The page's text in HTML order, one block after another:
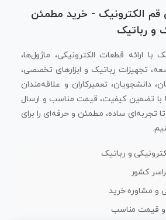
قم الکترونیک - خرید مطمئن
و رباتیک
با ارائه قطعات الکترونیکی، ماژول‌ها،
تجهیزات رباتیک و ابزارهای تخصصی،
دانشجویان، تعمیرکاران و علاقه‌مندان
با تضمین کیفیت، قیمت مناسب و ارسال
تجربه‌ای ساده، مطمئن و حرفه‌ای را برای
و رباتیک
کشور
و مشاوره خرید
و قیمت مناسب